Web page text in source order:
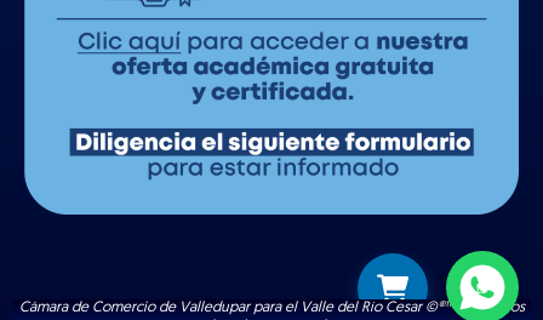
Cámara de Comercio de Valledupar para el Valle del Río Cesar ©®™ | Todos los